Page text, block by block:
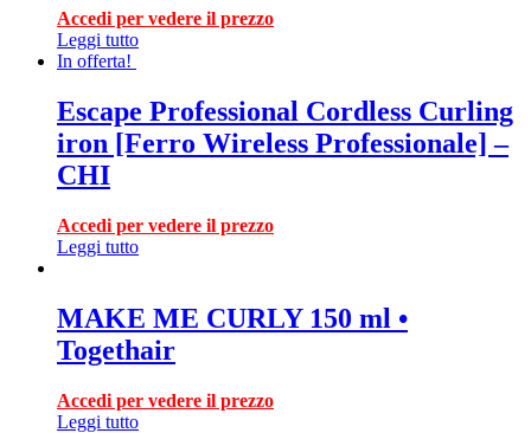
Accedi per vedere il prezzo
Leggi tutto
In offerta!
Escape Professional Cordless Curling
iron [Ferro Wireless Professionale] –
CHI
Accedi per vedere il prezzo
Leggi tutto
MAKE ME CURLY 150 ml •
Togethair
Accedi per vedere il prezzo
Leggi tutto